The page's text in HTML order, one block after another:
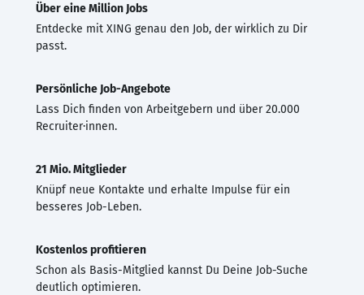
Über eine Million Jobs
Entdecke mit XING genau den Job, der wirklich zu Dir
passt.
Persönliche Job-Angebote
Lass Dich finden von Arbeitgebern und über 20.000
Recruiter·innen.
21 Mio. Mitglieder
Knüpf neue Kontakte und erhalte Impulse für ein
besseres Job-Leben.
Kostenlos profitieren
Schon als Basis-Mitglied kannst Du Deine Job-Suche
deutlich optimieren.